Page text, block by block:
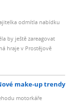
odmítla nabídku
by ještě zareagovat
hraje v Prostějově
make-up trendy
motorkáře